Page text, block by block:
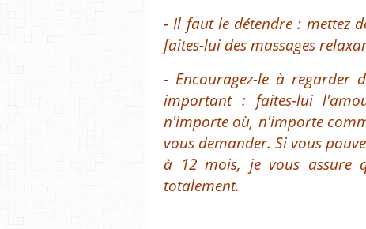
- Il faut le détendre : mettez
faites-lui des massages
- Encouragez-le à
important : faites-lui
n'importe où, n'importe
vous demander. Si vous
à 12 mois, je vous assure
totalement.